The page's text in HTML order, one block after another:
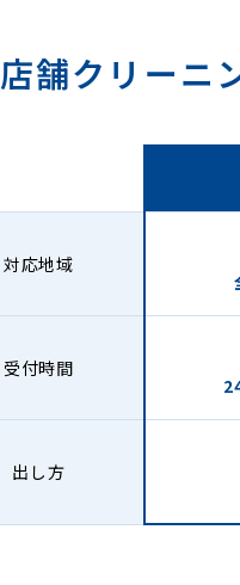
店舗クリーニ
対応地域
受付時間
出し方